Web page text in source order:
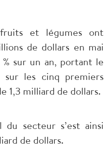
et légumes ont
de dollars en mai
sur un an, portant le
les cinq premiers
1,3 milliard de dollars.
du secteur s’est ainsi
de dollars.